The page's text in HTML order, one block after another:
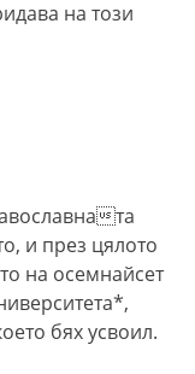
на този
та
и през цялото
на осемнайсет
бях усвоил.